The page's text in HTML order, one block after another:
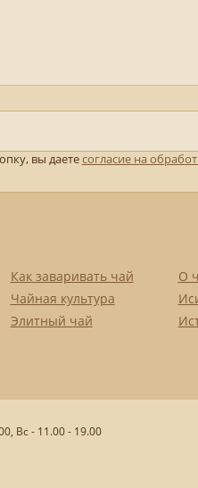
вы даетесогласие на
Как заваривать чай
Чайная культура
Элитный чай
О
Вс - 11.00 - 19.00